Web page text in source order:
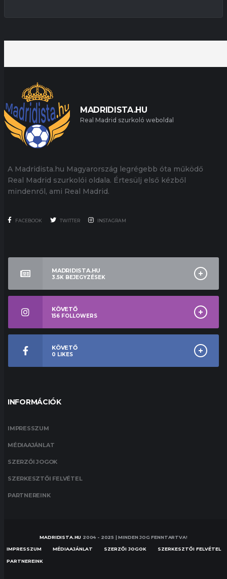
MADRIDISTA.HU
Real Madrid szurkoló weboldal
A Madridista.hu Magyarország legrégebb óta működő
Real Madrid szurkolói oldala. Értesülj első kézből
mindenről, ami Real Madrid.
FACEBOOK TWITTER INSTAGRAM
MADRIDISTA.HU
3.5K BEJEGYZÉSEK
KÖVETŐ
156 FOLLOWERS
KÖVETŐ
0 LIKES
INFORMÁCIÓK
IMPRESSZUM
MÉDIAAJÁNLAT
SZERZŐI JOGOK
SZERKESZTŐI FELVÉTEL
PARTNEREINK
MADRIDISTA.HU 2004 - 2025 | MINDEN JOG FENNTARTVA!
IMPRESSZUM MÉDIAAJÁNLAT SZERZŐI JOGOK SZERKESZTŐI FELVÉTEL
PARTNEREINK